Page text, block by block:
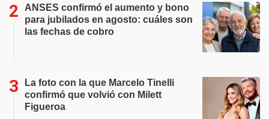
ANSES confirmó el aumento y bono
para jubilados en agosto: cuáles son
las fechas de cobro
La foto con la que Marcelo Tinelli
confirmó que volvió con Milett
Figueroa